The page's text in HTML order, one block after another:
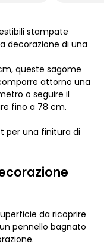
stampate
decorazione di una
queste sagome
attorno una
o seguire il
fino a 78 cm.
per una finitura di
da ricoprire
pennello bagnato